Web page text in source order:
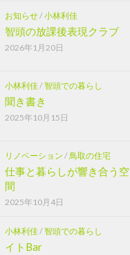
お知らせ/小林利佳
智頭の放課後表現クラブ
2026年1月20日
小林利佳/智頭での暮らし
聞き書き
2025年10月15日
リノベーション / 鳥取の住宅
仕事と暮らしが響き合う空
間
2025年10月4日
小林利佳/智頭での暮らし
イトBar